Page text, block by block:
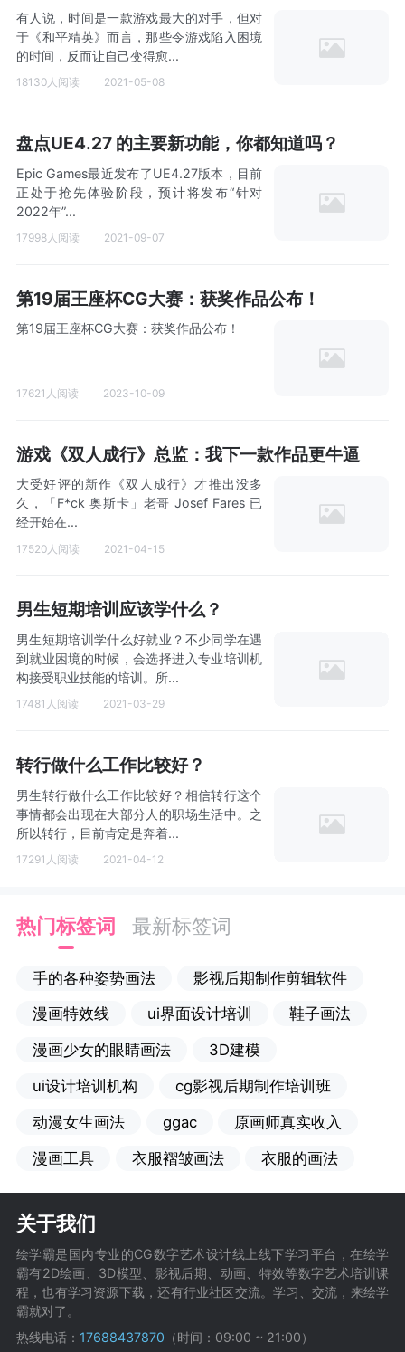
有人说，时间是一款游戏最大的对手，但对
于《和平精英》而言，那些令游戏陷入困境
的时间，反而让自己变得愈...
18130人阅读 2021-05-08
盘点UE4.27 的主要新功能，你都知道吗？
Epic Games最近发布了UE4.27版本，目前
正处于抢先体验阶段，预计将发布“针对
2022年”...
17998人阅读 2021-09-07
第19届王座杯CG大赛：获奖作品公布！
第19届王座杯CG大赛：获奖作品公布！
17621人阅读 2023-10-09
游戏《双人成行》总监：我下一款作品更牛逼
大受好评的新作《双人成行》才推出没多
久，「F*ck 奥斯卡」老哥 Josef Fares 已
经开始在...
17520人阅读 2021-04-15
男生短期培训应该学什么？
男生短期培训学什么好就业？不少同学在遇
到就业困境的时候，会选择进入专业培训机
构接受职业技能的培训。所...
17481人阅读 2021-03-29
转行做什么工作比较好？
男生转行做什么工作比较好？相信转行这个
事情都会出现在大部分人的职场生活中。之
所以转行，目前肯定是奔着...
17291人阅读 2021-04-12
热门标签词 最新标签词
手的各种姿势画法
影视后期制作剪辑软件
漫画特效线
ui界面设计培训
鞋子画法
漫画少女的眼睛画法
3D建模
ui设计培训机构
cg影视后期制作培训班
动漫女生画法
ggac
原画师真实收入
漫画工具
衣服褶皱画法 衣服的画法
关于我们
绘学霸是国内专业的CG数字艺术设计线上线下学习平台，在绘学
霸有2D绘画、3D模型、影视后期、动画、特效等数字艺术培训课
程，也有学习资源下载，还有行业社区交流。学习、交流，来绘学
霸就对了。
热线电话： 17688437870 （时间：09:00 ~ 21:00）